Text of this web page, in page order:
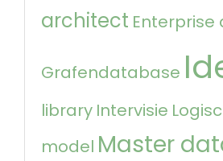
architect
Grafendatabase
library Intervisie
model Master